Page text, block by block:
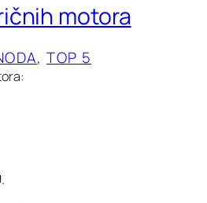
motora
, TOP 5